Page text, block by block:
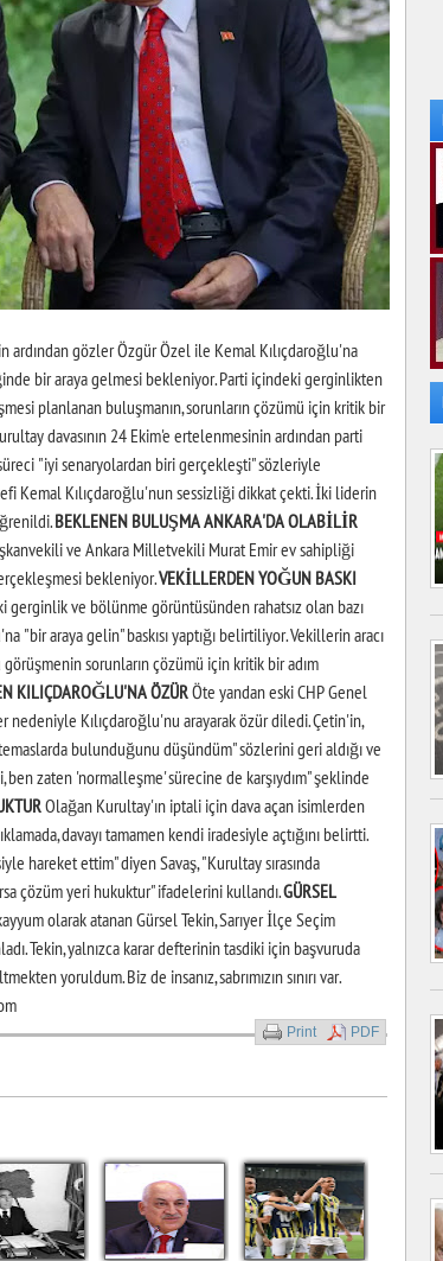
ardından gözler Özgür Özel ile Kemal Kılıçdaroğlu'na
bir araya gelmesi bekleniyor. Parti içindeki gerginlikten
planlanan buluşmanın, sorunların çözümü için kritik bir
davasının 24 Ekim'e ertelenmesinin ardından parti
"iyi senaryolardan biri gerçekleşti" sözleriyle
Kemal Kılıçdaroğlu'nun sessizliği dikkat çekti. İki liderin
BEKLENEN BULUŞMA ANKARA'DA OLABİLİR
ve Ankara Milletvekili Murat Emir ev sahipliği
bekleniyor.VEKİLLERDEN YOĞUN BASKI
ve bölünme görüntüsünden rahatsız olan bazı
"bir araya gelin" baskısı yaptığı belirtiliyor. Vekillerin aracı
sorunların çözümü için kritik bir adım
KILIÇDAROĞLU'NA ÖZÜRÖte yandan eski CHP Genel
nedeniyle Kılıçdaroğlu'nu arayarak özür diledi. Çetin'in,
bulunduğunu düşündüm" sözlerini geri aldığı ve
ben zaten 'normalleşme' sürecine de karşıydım" şeklinde
Olağan Kurultay'ın iptali için dava açan isimlerden
davayı tamamen kendi iradesiyle açtığını belirtti.
hareket ettim" diyen Savaş, "Kurultay sırasında
çözüm yeri hukuktur" ifadelerini kullandı.GÜRSEL
olarak atanan Gürsel Tekin, Sarıyer İlçe Seçim
Tekin, yalnızca karar defterinin tasdiki için başvuruda
yoruldum. Biz de insanız, sabrımızın sınırı var.
Print PDF